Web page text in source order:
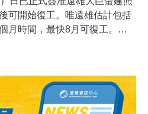
可開始復工。唯遠雄估計包括
月時間，最快8月可復工。可
年10月通過台北市都市設計審
團體等各界質疑；後續大巨蛋
年3月底通過環差分析報告。